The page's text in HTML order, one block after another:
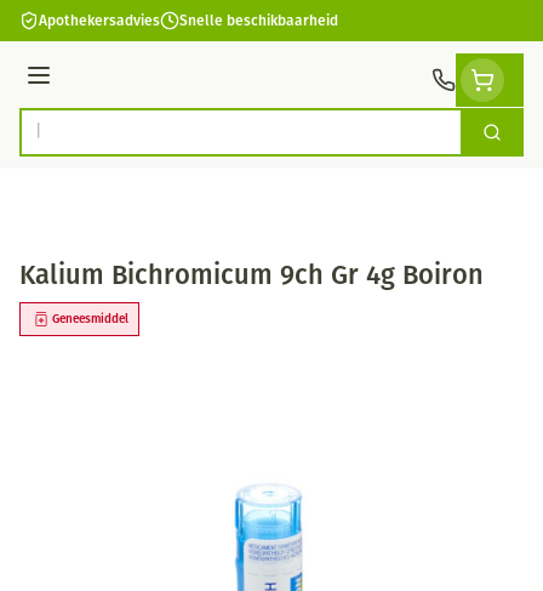
Ga naar de inhoud
Apothekersadvies Snelle beschikbaarheid
Menu
Product, merk, categorie... Zoek
Kalium Bichromicum 9ch Gr 4g Boiron
Geneesmiddel